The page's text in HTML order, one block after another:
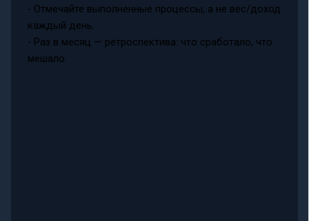
- Отмечайте выполненные процессы, а не вес/доход
каждый день.
- Раз в месяц — ретроспектива: что сработало, что
мешало.